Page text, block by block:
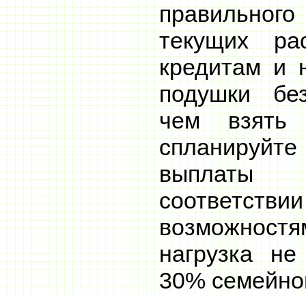
текущих
кредитам и
подушки
чем взять
нагрузка
30%